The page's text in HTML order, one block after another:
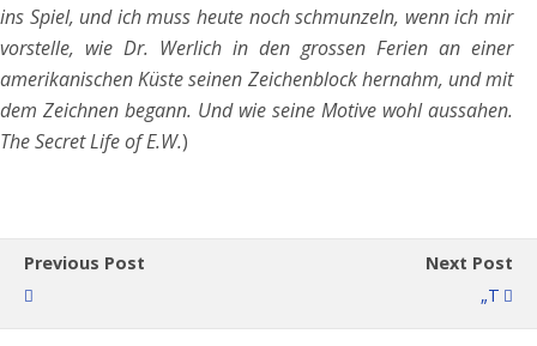
ins Spiel, und ich muss heute noch schmunzeln, wenn ich mir
vorstelle, wie Dr. Werlich in den grossen Ferien an einer
amerikanischen Küste seinen Zeichenblock hernahm, und mit
dem Zeichnen begann. Und wie seine Motive wohl aussahen.
The Secret Life of E.W.)
Previous Post
Next Post
„T